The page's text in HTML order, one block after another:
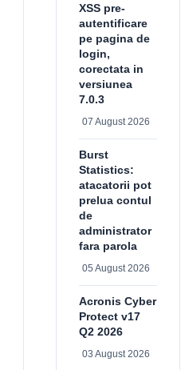
XSS pre-
autentificare
pe pagina de
login,
corectata in
versiunea
7.0.3
07 August 2026
Burst
Statistics:
atacatorii pot
prelua contul
de
administrator
fara parola
05 August 2026
Acronis Cyber
Protect v17
Q2 2026
03 August 2026